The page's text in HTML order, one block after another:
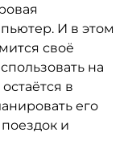
И в этом
своё
на
в
его
и